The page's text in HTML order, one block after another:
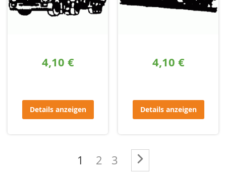
4,10 €
Details anzeigen
4,10 €
Details anzeigen
Sie lesen gerade die Seite
1 Seite
2 Seite
3